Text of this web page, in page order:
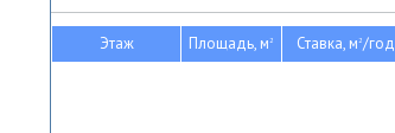
Этаж Площадь, м2 Ставка, м2/год